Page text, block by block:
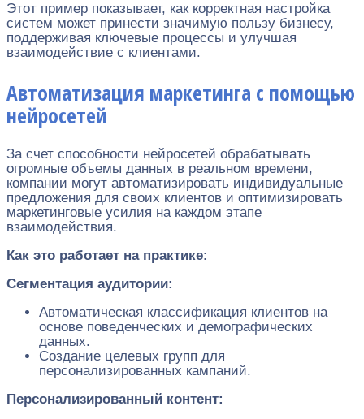
Этот пример показывает, как корректная настройка
систем может принести значимую пользу бизнесу,
поддерживая ключевые процессы и улучшая
взаимодействие с клиентами.
Автоматизация маркетинга с помощью
нейросетей
За счет способности нейросетей обрабатывать
огромные объемы данных в реальном времени,
компании могут автоматизировать индивидуальные
предложения для своих клиентов и оптимизировать
маркетинговые усилия на каждом этапе
взаимодействия.
Как это работает на практике:
Сегментация аудитории:
Автоматическая классификация клиентов на
основе поведенческих и демографических
данных.
Создание целевых групп для
персонализированных кампаний.
Персонализированный контент: